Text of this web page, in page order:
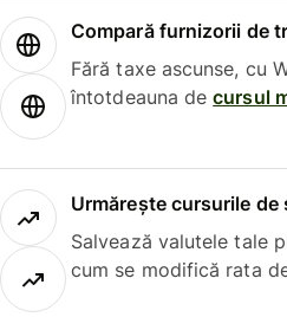
Compară furnizorii de
Fără taxe ascunse, cu
întotdeauna decursul
Urmărește cursurile de
Salvează valutele tale
cum se modifică rata